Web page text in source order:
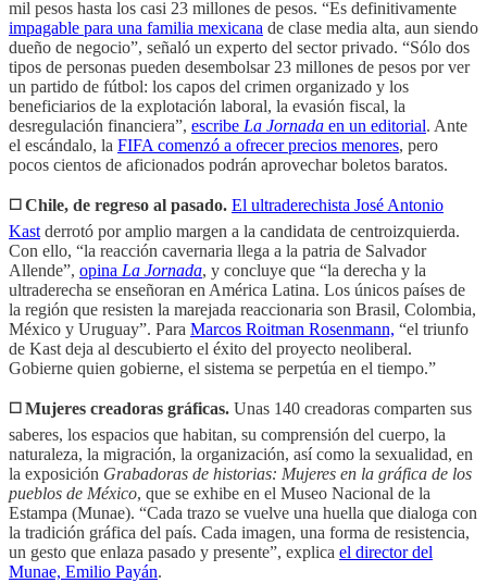
mil pesos hasta los casi 23 millones de pesos. “Es definitivamente
impagable para una familia mexicana de clase media alta, aun siendo
dueño de negocio”, señaló un experto del sector privado. “Sólo dos
tipos de personas pueden desembolsar 23 millones de pesos por ver
un partido de fútbol: los capos del crimen organizado y los
beneficiarios de la explotación laboral, la evasión fiscal, la
desregulación financiera”, escribe La Jornada en un editorial. Ante
el escándalo, la FIFA comenzó a ofrecer precios menores, pero
pocos cientos de aficionados podrán aprovechar boletos baratos.
◻️ Chile, de regreso al pasado. El ultraderechista José Antonio
Kast derrotó por amplio margen a la candidata de centroizquierda.
Con ello, “la reacción cavernaria llega a la patria de Salvador
Allende”, opina La Jornada, y concluye que “la derecha y la
ultraderecha se enseñoran en América Latina. Los únicos países de
la región que resisten la marejada reaccionaria son Brasil, Colombia,
México y Uruguay”. Para Marcos Roitman Rosenmann, “el triunfo
de Kast deja al descubierto el éxito del proyecto neoliberal.
Gobierne quien gobierne, el sistema se perpetúa en el tiempo.”
◻️ Mujeres creadoras gráficas. Unas 140 creadoras comparten sus
saberes, los espacios que habitan, su comprensión del cuerpo, la
naturaleza, la migración, la organización, así como la sexualidad, en
la exposición Grabadoras de historias: Mujeres en la gráfica de los
pueblos de México, que se exhibe en el Museo Nacional de la
Estampa (Munae). “Cada trazo se vuelve una huella que dialoga con
la tradición gráfica del país. Cada imagen, una forma de resistencia,
un gesto que enlaza pasado y presente”, explica el director del
Munae, Emilio Payán.